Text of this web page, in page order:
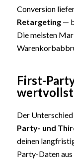
Conversion
Retargeting—
Die meisten
First-
Der
Party- und
deinen
Party-Daten